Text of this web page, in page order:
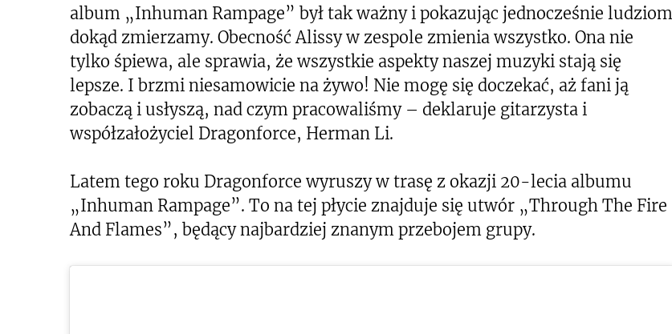
album „Inhuman Rampage” był tak ważny i pokazując jednocześnie ludziom
dokąd zmierzamy. Obecność Alissy w zespole zmienia wszystko. Ona nie
tylko śpiewa, ale sprawia, że ​​wszystkie aspekty naszej muzyki stają się
lepsze. I brzmi niesamowicie na żywo! Nie mogę się doczekać, aż fani ją
zobaczą i usłyszą, nad czym pracowaliśmy – deklaruje gitarzysta i
współzałożyciel Dragonforce, Herman Li.
Latem tego roku Dragonforce wyruszy w trasę z okazji 20-lecia albumu
„Inhuman Rampage”. To na tej płycie znajduje się utwór „Through The Fire
And Flames”, będący najbardziej znanym przebojem grupy.